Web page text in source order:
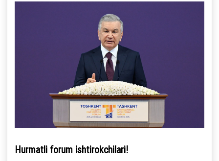
Hurmatli forum ishtirokchilari!